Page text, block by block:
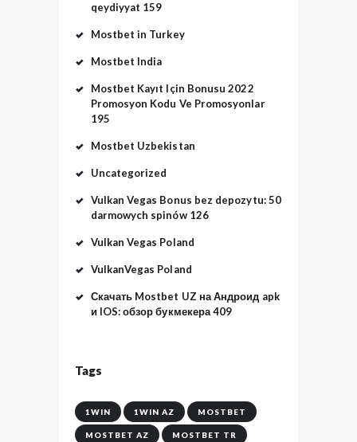
qeydiyyat 159
Mostbet in Turkey
Mostbet India
Mostbet Kayıt Için Bonusu 2022
Promosyon Kodu Ve Promosyonlar
195
Mostbet Uzbekistan
Uncategorized
Vulkan Vegas Bonus bez depozytu: 50
darmowych spinów 126
Vulkan Vegas Poland
VulkanVegas Poland
Скачать Mostbet UZ на Андроид apk
и IOS: обзор букмекера 409
Tags
1WIN 1WIN AZ MOSTBET
MOSTBET AZ MOSTBET TR